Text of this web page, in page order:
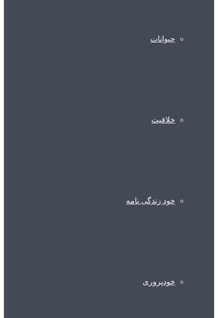
حیوانات
خلاقیت
خود زندگی نامه
خودپروری